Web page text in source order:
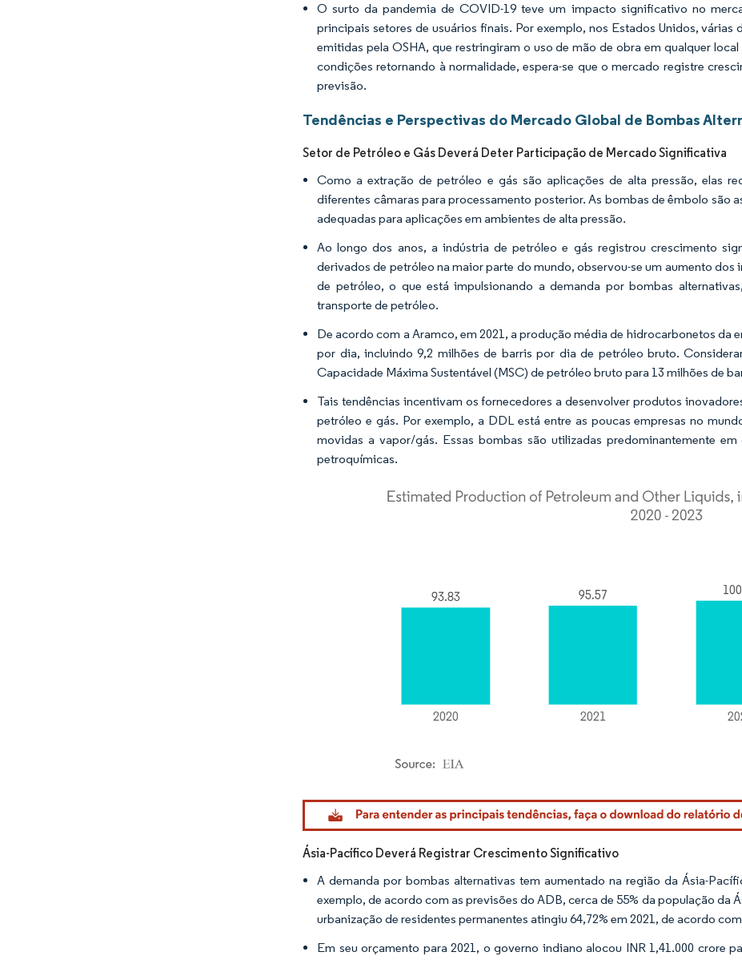
O surto da pandemia de COVID-19 teve um impacto significativo no
principais setores de usuários finais. Por exemplo, nos Estados Unidos,
emitidas pela OSHA, que restringiram o uso de mão de obra em qualquer
condições retornando à normalidade, espera-se que o mercado registre
previsão.
Tendências e Perspectivas do Mercado Global de Bombas
Setor de Petróleo e Gás Deverá Deter Participação de Mercado Significativa
Como a extração de petróleo e gás são aplicações de alta pressão, elas
diferentes câmaras para processamento posterior. As bombas de êmbolo são
adequadas para aplicações em ambientes de alta pressão.
Ao longo dos anos, a indústria de petróleo e gás registrou crescimento
derivados de petróleo na maior parte do mundo, observou-se um aumento
de petróleo, o que está impulsionando a demanda por bombas
transporte de petróleo.
De acordo com a Aramco, em 2021, a produção média de hidrocarbonetos da
por dia, incluindo 9,2 milhões de barris por dia de petróleo bruto.
Capacidade Máxima Sustentável (MSC) de petróleo bruto para 13 milhões de
Tais tendências incentivam os fornecedores a desenvolver produtos
petróleo e gás. Por exemplo, a DDL está entre as poucas empresas no
movidas a vapor/gás. Essas bombas são utilizadas predominantemente
petroquímicas.
Imagem © Mordor Intelligence. O reuso requer atribuição conforme CC BY 4.0.
Ásia-Pacífico Deverá Registrar Crescimento Significativo
A demanda por bombas alternativas tem aumentado na região da Ásia-
exemplo, de acordo com as previsões do ADB, cerca de 55% da população da
urbanização de residentes permanentes atingiu 64,72% em 2021, de acordo
Em seu orçamento para 2021, o governo indiano alocou INR 1,41.000 crore